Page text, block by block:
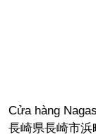
Cửa hàng
長崎県長崎市浜